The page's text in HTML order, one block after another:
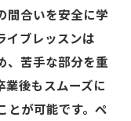
るためのヒン
間合いを安全に学
イブレッスンは
、苦手な部分を重
業後もスムーズに
とが可能です。ペ